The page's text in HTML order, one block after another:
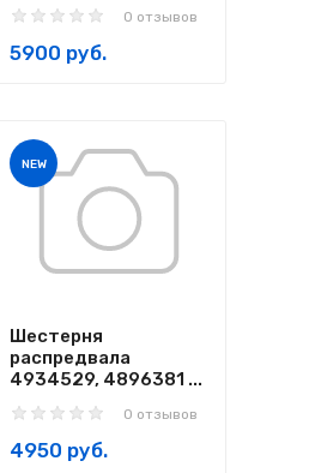
0 отзывов
5900 руб.
NEW
Шестерня
распредвала
4934529, 4896381 ...
0 отзывов
4950 руб.